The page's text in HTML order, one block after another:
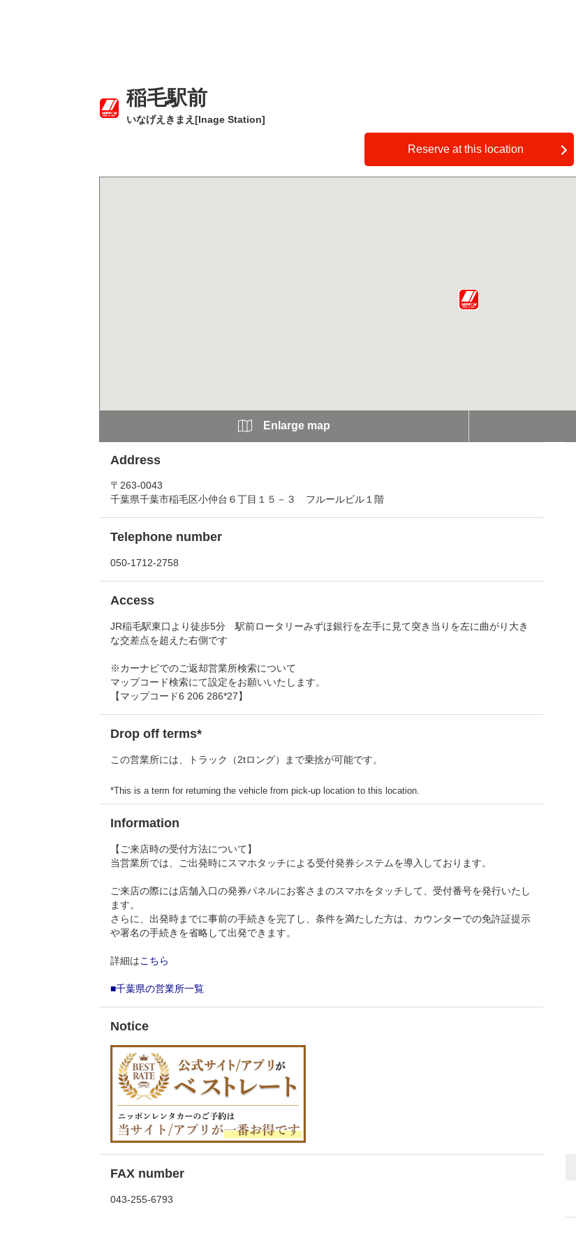
稲毛駅前
いなげえきまえ[Inage Station]
Reserve at this location
Enlarge map
Address
〒263-0043
千葉県千葉市稲毛区小仲台６丁目１５－３ フルールビル１階
Telephone number
050-1712-2758
Access
JR稲毛駅東口より徒歩5分 駅前ロータリーみずほ銀行を左手に見て突き当りを左に曲がり大き
な交差点を超えた右側です
※カーナビでのご返却営業所検索について
マップコード検索にて設定をお願いいたします。
【マップコード6 206 286*27】
Drop off terms*
この営業所には、トラック（2tロング）まで乗捨が可能です。
*This is a term for returning the vehicle from pick-up location to this location.
Information
【ご来店時の受付方法について】
当営業所では、ご出発時にスマホタッチによる受付発券システムを導入しております。
ご来店の際には店舗入口の発券パネルにお客さまのスマホをタッチして、受付番号を発行いたし
ます。
さらに、出発時までに事前の手続きを完了し、条件を満たした方は、カウンターでの免許証提示
や署名の手続きを省略して出発できます。
詳細はこちら
■千葉県の営業所一覧
Notice
FAX number
043-255-6793